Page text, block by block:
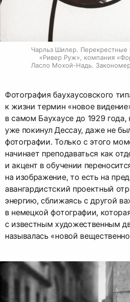
Чарльз Шилер. Перекрестные
«Ривер Руж», компания
Ласло Мохой-Надь.
Фотография баухаусовского
к жизни термин «новое
в самом Баухаусе до 1929
уже покинул Дессау, даже не
фотографии. Только с этого
начинает преподаваться как
и акцент в обучении
на изображение, то есть на
авангардистский проектный
энергию, сближаясь с другой
в немецкой фотографии,
с известным художественным
называлась «новой